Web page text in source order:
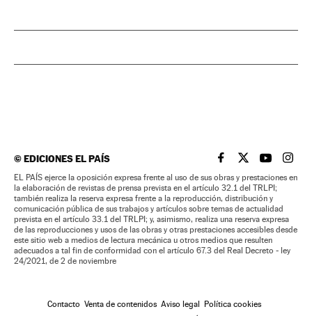
©EDICIONES EL PAÍS EL PAÍS BRASIL EN
EL PAÍSEL PAÍS
EL
EL PAÍS ejerce la oposición expresa frente al uso de sus obras y prestaciones en
la elaboración de revistas de prensa prevista en el artículo 32.1 del TRLPI;
también realiza la reserva expresa frente a la reproducción, distribución y
comunicación pública de sus trabajos y artículos sobre temas de actualidad
prevista en el artículo 33.1 del TRLPI; y, asimismo, realiza una reserva expresa
de las reproducciones y usos de las obras y otras prestaciones accesibles desde
este sitio web a medios de lectura mecánica u otros medios que resulten
adecuados a tal fin de conformidad con el artículo 67.3 del Real Decreto - ley
24/2021, de 2 de noviembre
Contacto Venta de contenidos Aviso legal Política cookies